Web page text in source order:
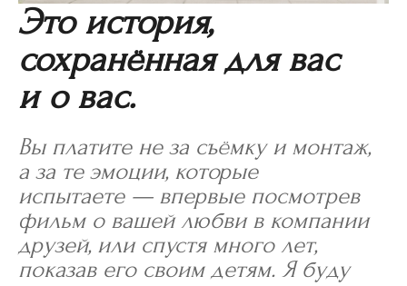
Это история,
сохранённая для вас
и о вас.
Вы платите не за съёмку и монтаж,
а за те эмоции, которые
испытаете — впервые посмотрев
фильм о вашей любви в компании
друзей, или спустя много лет,
показав его своим детям. Я буду